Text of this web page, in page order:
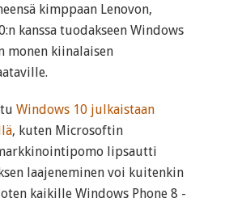
kimppaan Lenovon,
kanssa tuodakseen Windows
monen kiinalaisen
Windows 10 julkaistaan
, kuten Microsoftin
lipsautti
laajeneminen voi kuitenkin
kaikille Windows Phone 8 -